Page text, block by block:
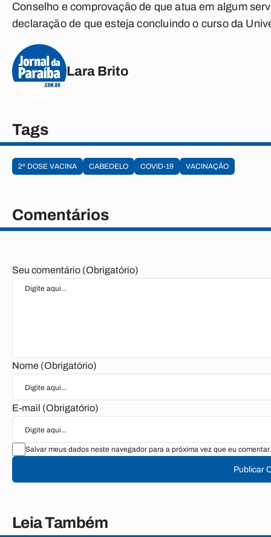
Conselho e comprovação de que atua em algum
declaração de que esteja concluindo o curso da
Lara Brito
Tags
2ª DOSE VACINA CABEDELO COVID-19 VACINAÇÃO
Comentários
Seu comentário (Obrigatório)
Nome (Obrigatório)
E-mail (Obrigatório)
Salvar meus dados neste navegador para a próxima vez que eu comentar.
Publicar
Leia Também